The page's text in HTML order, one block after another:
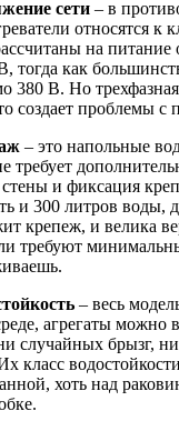
сети – в
относятся к
на питание
тогда как
380 В. Но трехфазная
создает проблемы с
– это напольные
требует
стены и фиксация
и 300 литров воды,
крепеж, и велика
требуют
– весь
агрегаты можно
случайных брызг,
класс
хоть над